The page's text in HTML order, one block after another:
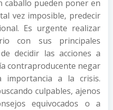
caballo pueden poner en
vez imposible, predecir
Es urgente realizar
con sus principales
decidir las acciones a
contraproducente negar
a la crisis.
culpables, ajenos
equivocados o a